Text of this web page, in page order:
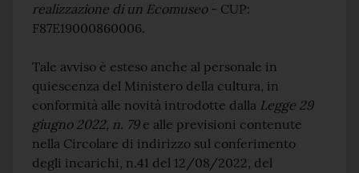
realizzazione di un Ecomuseo- CUP:
F87E19000860006.
Tale avviso è esteso anche al personale in
quiescenza del Ministero della cultura, in
conformità alle novità introdotte dalla Legge 29
giugno 2022, n. 79e alle previsioni contenute
nella Circolare di indirizzo sul conferimento
degli incarichi, n.41 del 12/08/2022, del